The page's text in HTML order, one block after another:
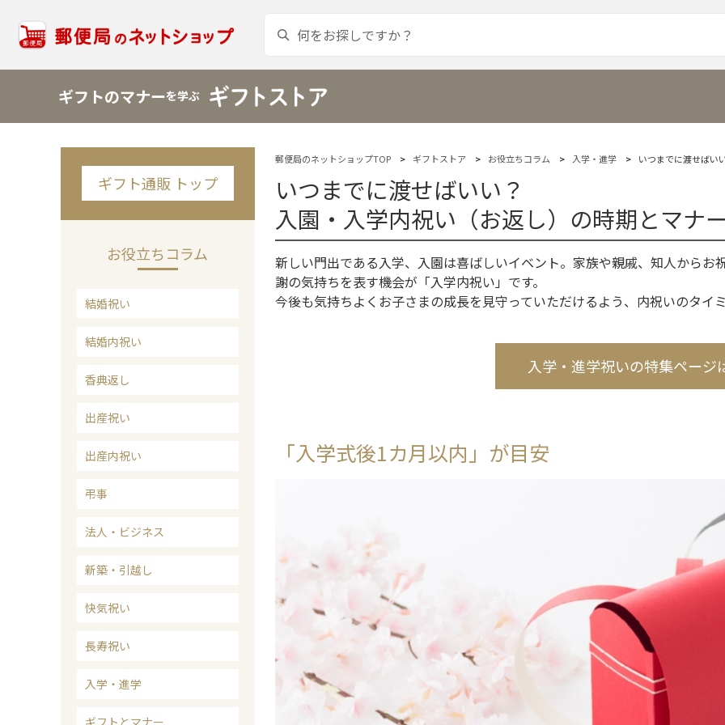
ギフトのマナーを学ぶ
ギフト通販 トップ
お役立ちコラム
結婚祝い
結婚内祝い
香典返し
出産祝い
出産内祝い
弔事
法人・ビジネス
新築・引越し
快気祝い
長寿祝い
入学・進学
ギフトとマナー
郵便局のネットショップTOP ギフトストア お役立ちコラム 入学・進学 いつまでに渡せばい
いつまでに渡せばいい？
入園・入学内祝い（お返し）の時期とマナ
新しい門出である入学、入園は喜ばしいイベント。家族や親戚、知人からお
謝の気持ちを表す機会が「入学内祝い」です。
今後も気持ちよくお子さまの成長を見守っていただけるよう、内祝いのタイ
入学・進学祝いの特集ページ
「入学式後1カ月以内」が目安